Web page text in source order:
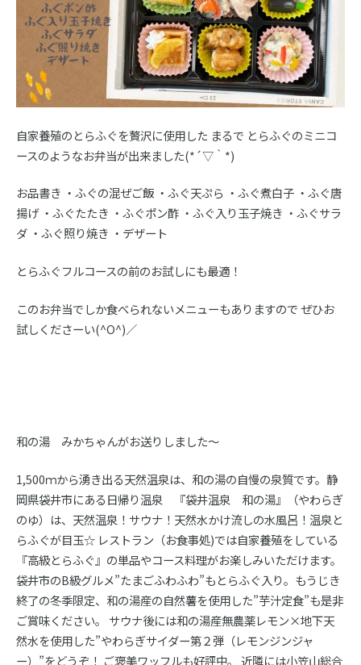
自家養殖のとらふぐを贅沢に使用した まるで とらふぐのミニコ
ースのようなお弁当が出来ました(*´▽｀*)
お品書き ・ふぐの混ぜご飯 ・ふぐ天ぷら ・ふぐ煮白子 ・ふぐ唐
揚げ ・ふぐたたき ・ふぐポン酢 ・ふぐ入り玉子焼き ・ふぐサラ
ダ ・ふぐ照り焼き ・デザート
とらふぐフルコースの前のお試しにも最適！
このお弁当でしか食べられないメニューもありますので ぜひお
試しくださーい(^O^)／
和の湯 みかちゃんがお送りしました～
1,500ｍから湧き出る天然温泉は、和の湯の自慢の泉質です。静
岡県袋井市にある日帰り温泉 『袋井温泉 和の湯』（やわらぎ
のゆ）は、天然温泉！サウナ！天然水かけ流しの水風呂！温泉と
らふぐが目玉☆ レストラン（お食事処)では自家養殖をしている
『高級とらふぐ』の単品やコース料理がお楽しみいただけます。
袋井市のB級グルメ”たまごふわふわ”もとらふぐ入り。もうじき
終了の冬季限定、和の湯産の自然薯を使用した”芋汁定食”も是非
ご賞味ください。 サウナ後には和の湯産無農薬レモン×地下天
然水を使用した”やわらぎサイダー第２弾（レモンジンジャ
ー）”をどうぞ！ ご褒美ワッフルも好評中。 近隣には小笠山総合